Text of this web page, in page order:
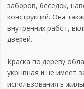
заборов, беседок,
конструкций. Она
внутренних работ,
дверей.
Краска по дереву
укрывная и не имеет
использования в